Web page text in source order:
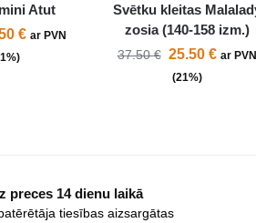
Atut
€ ar PVN
Svētku kleitas
zosia (140-158 izm.)
37.50€ 25.50 € ar PVN
(21%)
preces 14 dienu laikā
tiesības aizsargātas